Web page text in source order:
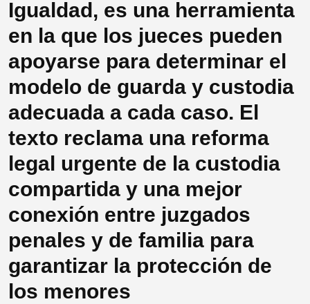
Igualdad, es una herramienta
en la que los jueces pueden
apoyarse para determinar el
modelo de guarda y custodia
adecuada a cada caso. El
texto reclama una reforma
legal urgente de la custodia
compartida y una mejor
conexión entre juzgados
penales y de familia para
garantizar la protección de
los menores